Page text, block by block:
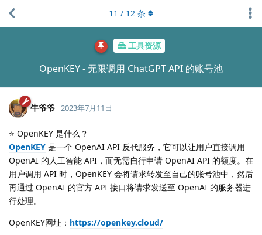
工具资源
OpenKEY - 无限调用 ChatGPT API 的账号池
11 / 12 条
牛爷爷 2023年7月11日
⭐ OpenKEY 是什么？
OpenKEY 是一个 OpenAI API 反代服务，它可以让用户直接调用
OpenAI 的人工智能 API，而无需自行申请 OpenAI API 的额度。在
用户调用 API 时，OpenKEY 会将请求转发至自己的账号池中，然后
再通过 OpenAI 的官方 API 接口将请求发送至 OpenAI 的服务器进
行处理。
OpenKEY网址： https://openkey.cloud/